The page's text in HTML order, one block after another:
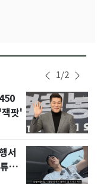
1/2
팟'
서
브